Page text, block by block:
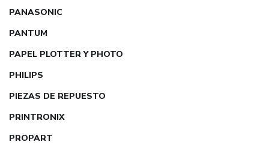
PANASONIC
PANTUM
PAPEL PLOTTER Y PHOTO
PHILIPS
PIEZAS DE REPUESTO
PRINTRONIX
PROPART